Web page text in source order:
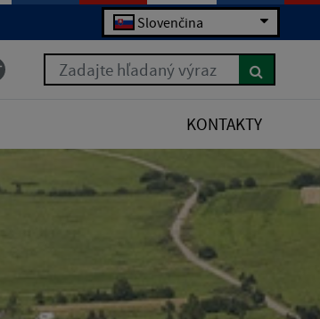
Slovenčina
Zadajte hľadaný výraz
KONTAKTY